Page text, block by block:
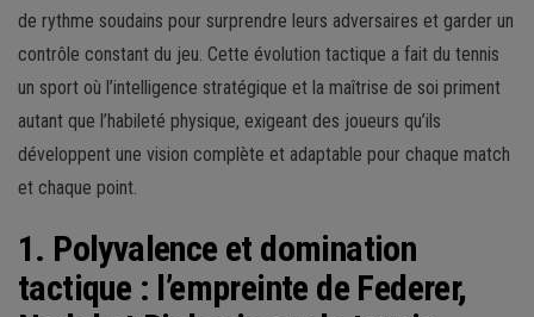
de rythme soudains pour surprendre leurs adversaires et garder un
contrôle constant du jeu. Cette évolution tactique a fait du tennis
un sport où l’intelligence stratégique et la maîtrise de soi priment
autant que l’habileté physique, exigeant des joueurs qu’ils
développent une vision complète et adaptable pour chaque match
et chaque point.
1. Polyvalence et domination
tactique : l’empreinte de Federer,